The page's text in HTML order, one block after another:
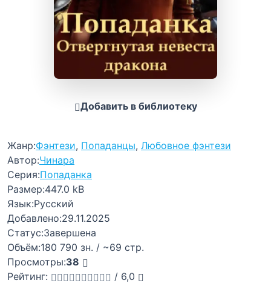
Добавить в библиотеку
Жанр:Фэнтези, Попаданцы, Любовное фэнтези
Автор:Чинара
Серия:Попаданка
Размер:447.0 kB
Язык:Русский
Добавлено:29.11.2025
Статус:Завершена
Объём:180 790 зн. / ~69 стр.
Просмотры:38
Рейтинг:
/ 6,0